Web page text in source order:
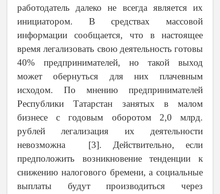
работодатель далеко не всегда является их
инициатором. В средствах массовой
информации сообщается, что в настоящее
время легализовать свою деятельность готовы
40% предпринимателей, но такой выход
может обернуться для них плачевным
исходом. По мнению предпринимателей
Республики Татарстан занятых в малом
бизнесе с годовым оборотом 2,0 млрд.
рублей легализация их деятельности
невозможна [3]. Действительно, если
предположить возникновение тенденции к
снижению налогового бремени, а социальные
выплаты будут производиться через